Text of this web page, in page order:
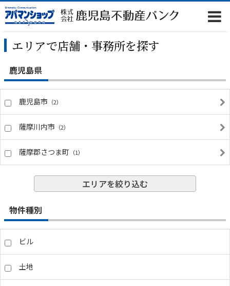
エリアで店舗・事務所を探す
鹿児島県
鹿児島市 （2）
薩摩川内市 （2）
薩摩郡さつま町 （1）
エリアを絞り込む
物件種別
ビル
土地